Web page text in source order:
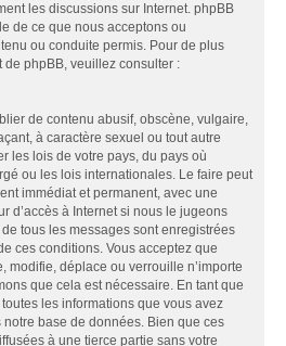
les discussions sur Internet. phpBB
de ce que nous acceptons ou
ou conduite permis. Pour de plus
phpBB, veuillez consulter :
de contenu abusif, obscène, vulgaire,
à caractère sexuel ou tout autre
les lois de votre pays, du pays où
ou les lois internationales. Le faire peut
immédiat et permanent, avec une
d’accès à Internet si nous le jugeons
tous les messages sont enregistrées
ces conditions. Vous acceptez que
modifie, déplace ou verrouille n’importe
que cela est nécessaire. En tant que
les informations que vous avez
base de données. Bien que ces
à une tierce partie sans votre